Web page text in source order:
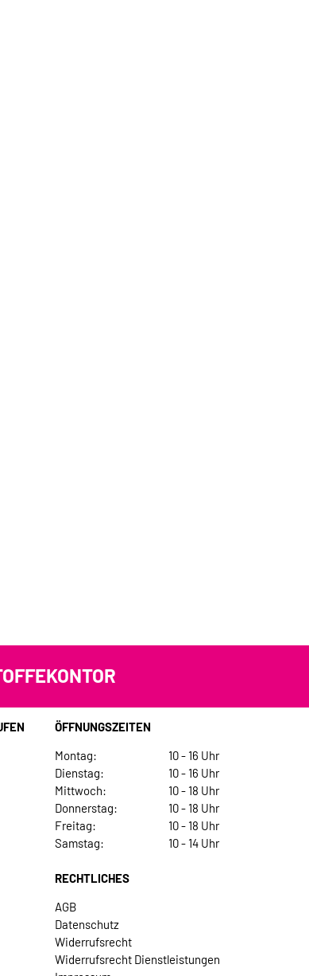
ÖFFNUNGSZEITEN
Montag:
10 - 16 Uhr
Dienstag:
10 - 16 Uhr
Mittwoch:
10 - 18 Uhr
Donnerstag:
10 - 18 Uhr
Freitag:
10 - 18 Uhr
Samstag:
10 - 14 Uhr
RECHTLICHES
AGB
Datenschutz
Widerrufsrecht
Widerrufsrecht Dienstleistungen